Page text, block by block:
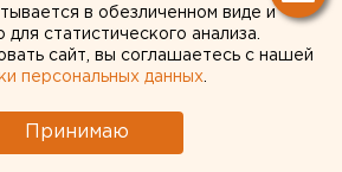
институт. В годы
трудилась в госпитале,
с ранеными. После войны
Валентина Васильевна с
Свердловск. А несколько лет
в обезличенном виде и
для статистического анализа.
сайт, вы соглашаетесь с нашей
персональных данных
Принимаю